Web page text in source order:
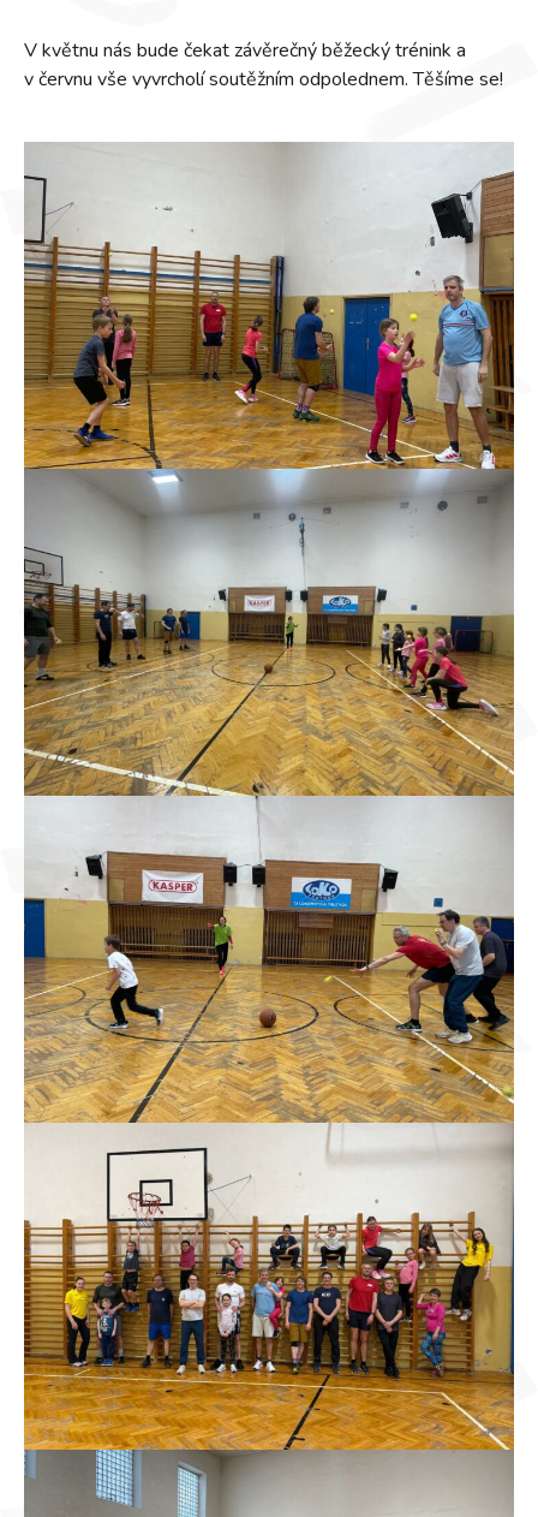
V květnu nás bude čekat závěrečný běžecký trénink a
v červnu vše vyvrcholí soutěžním odpolednem. Těšíme se!